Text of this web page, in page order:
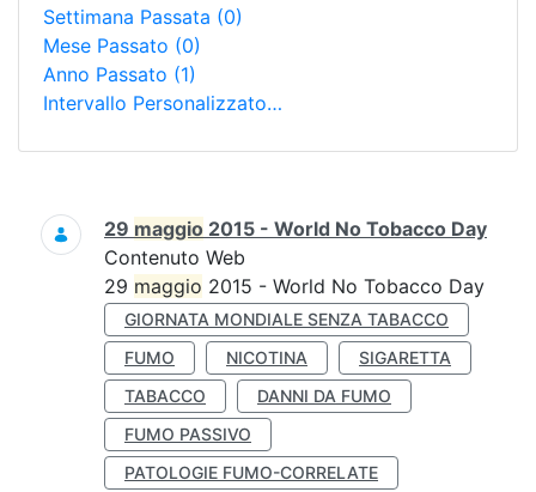
Settimana Passata (0)
Mese Passato (0)
Anno Passato (1)
Intervallo Personalizzato…
Ricerca
29 maggio 2015 - World No Tobacco Day
Contenuto Web
29 maggio 2015 - World No Tobacco Day
GIORNATA MONDIALE SENZA TABACCO
FUMO
NICOTINA
SIGARETTA
TABACCO
DANNI DA FUMO
FUMO PASSIVO
PATOLOGIE FUMO-CORRELATE